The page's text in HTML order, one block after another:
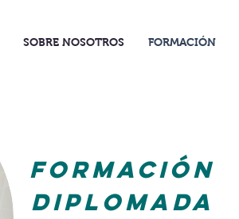
SOBRE NOSOTROS FORMACIÓN
FORMACIÓN
DIPLOMADA